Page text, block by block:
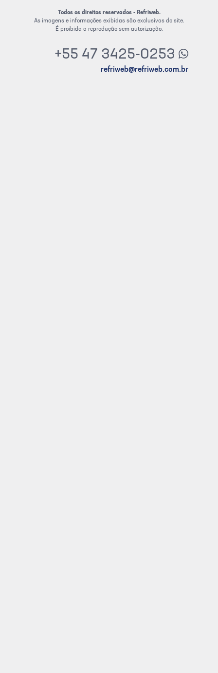
Todos os direitos reservados - Refriweb.
As imagens e informações exibidas são exclusivas do site.
É proibida a reprodução sem autorização.
+55 47 3425-0253
refriweb@refriweb.com.br